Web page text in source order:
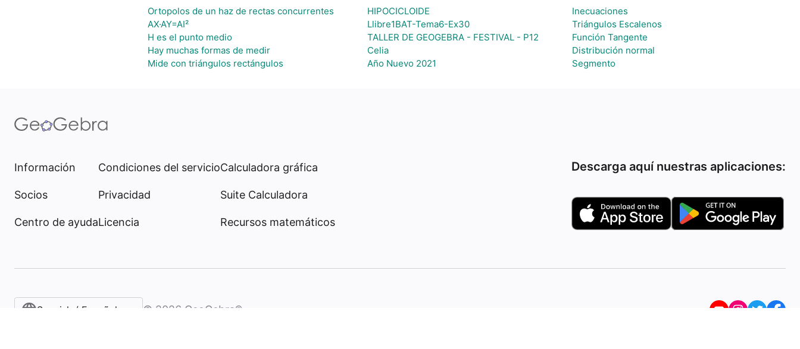
Ortopolos de un haz de rectas concurrentes
AX·AY=AI²
H es el punto medio
Hay muchas formas de medir
Mide con triángulos rectángulos
HIPOCICLOIDE
Llibre1BAT-Tema6-Ex30
TALLER DE GEOGEBRA - FESTIVAL - P12
Celia
Año Nuevo 2021
Inecuaciones
Triángulos Escalenos
Función Tangente
Distribución normal
Segmento
Información
Socios
Centro de ayuda
Condiciones del servicio
Privacidad
Licencia
Calculadora gráfica
Suite Calculadora
Recursos matemáticos
Descarga aquí nuestras aplicaciones:
Spanish / Español (internacional)
© 2026 GeoGebra®